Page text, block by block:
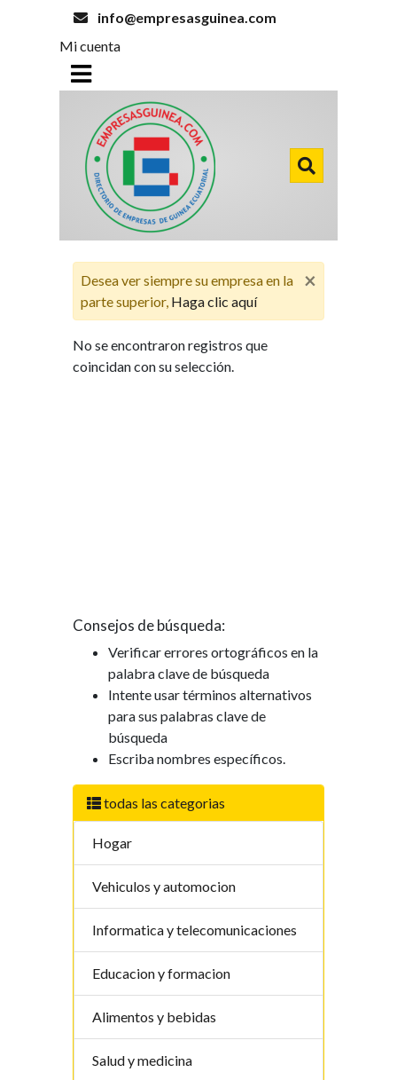
info@empresasguinea.com
Mi cuenta
todas las categorias
Hogar
Vehiculos y automocion
Informatica y telecomunicaciones
Educacion y formacion
Alimentos y bebidas
Salud y medicina
×
Desea ver siempre su empresa en la
parte superior, Haga clic aquí
No se encontraron registros que
coincidan con su selección.
Consejos de búsqueda:
Verificar errores ortográficos en la
palabra clave de búsqueda
Intente usar términos alternativos
para sus palabras clave de
búsqueda
Escriba nombres específicos.